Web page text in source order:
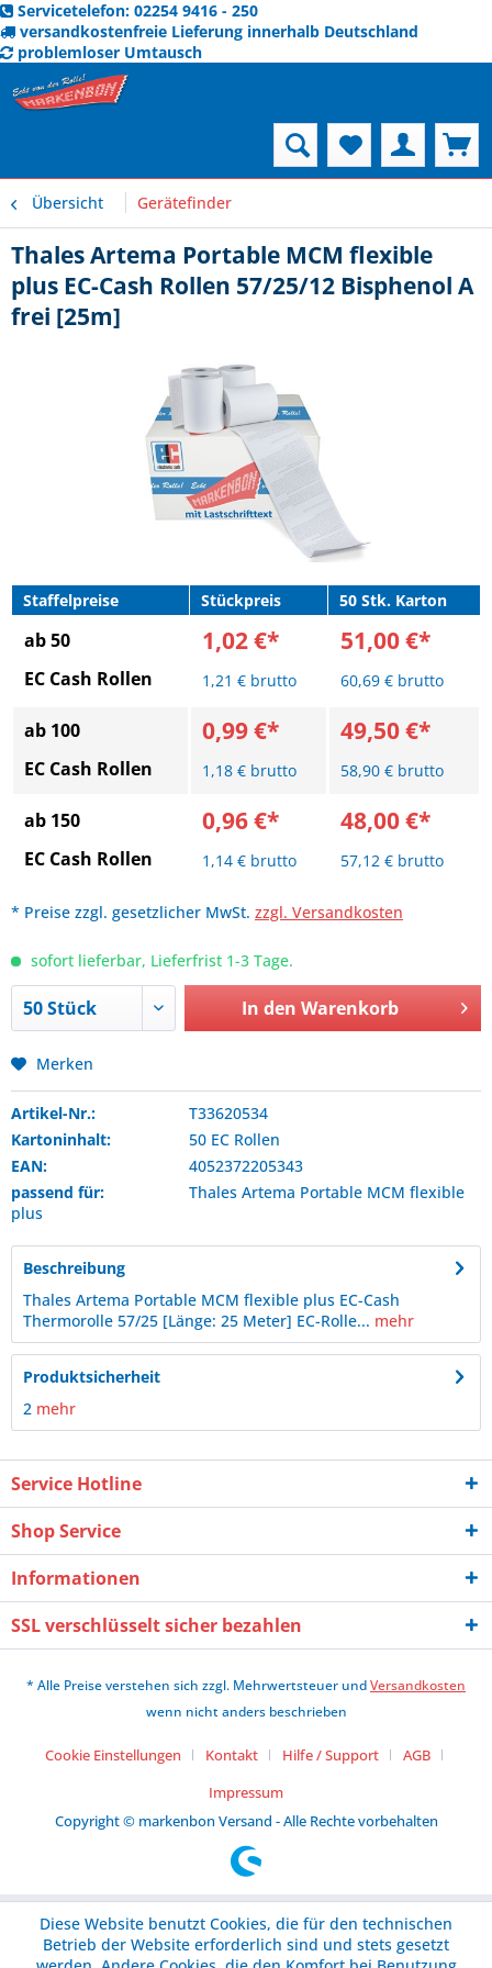
Servicetelefon: 02254 9416 - 250
versandkostenfreie Lieferung innerhalb Deutschland
problemloser Umtausch
Übersicht Gerätefinder
Thales Artema Portable MCM flexible
plus EC-Cash Rollen 57/25/12 Bisphenol A
frei [25m]
Staffelpreise Stückpreis 50 Stk. Karton
ab 50
EC Cash Rollen
1,02 €*
1,21 € brutto
51,00 €*
60,69 € brutto
ab 100
EC Cash Rollen
0,99 €*
1,18 € brutto
49,50 €*
58,90 € brutto
ab 150
EC Cash Rollen
0,96 €*
1,14 € brutto
48,00 €*
57,12 € brutto
* Preise zzgl. gesetzlicher MwSt. zzgl. Versandkosten
sofort lieferbar, Lieferfrist 1-3 Tage.
In den Warenkorb
Merken
Artikel-Nr.:
T33620534
Kartoninhalt:
50 EC Rollen
EAN:
4052372205343
passend für:
Thales Artema Portable MCM flexible
plus
Beschreibung
Thales Artema Portable MCM flexible plus EC-Cash
Thermorolle 57/25 [Länge: 25 Meter] EC-Rolle... mehr
Produktsicherheit
2 mehr
Service Hotline
Shop Service
Informationen
SSL verschlüsselt sicher bezahlen
* Alle Preise verstehen sich zzgl. Mehrwertsteuer undVersandkosten
wenn nicht anders beschrieben
Cookie Einstellungen Kontakt Hilfe / Support
AGB
Impressum
Copyright © markenbon Versand - Alle Rechte vorbehalten
Diese Website benutzt Cookies, die für den technischen
Betrieb der Website erforderlich sind und stets gesetzt